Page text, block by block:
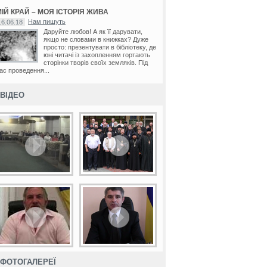
КРАЙ – МОЯ ІСТОРІЯ ЖИВА
Нам пишуть
Даруйте любов! А як її дарувати,
якщо не словами в книжках? Дуже
просто: презентувати в бібліотеку, де
юні читачі із захопленням гортають
сторінки творів своїх земляків. Під
проведення...
ВІДЕО
ФОТОГАЛЕРЕЇ